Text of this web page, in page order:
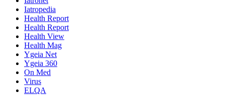
Iatropedia
Health Report
Health Report
Health View
Health Mag
Ygeia Net
Ygeia 360
On Med
Virus
ELQA